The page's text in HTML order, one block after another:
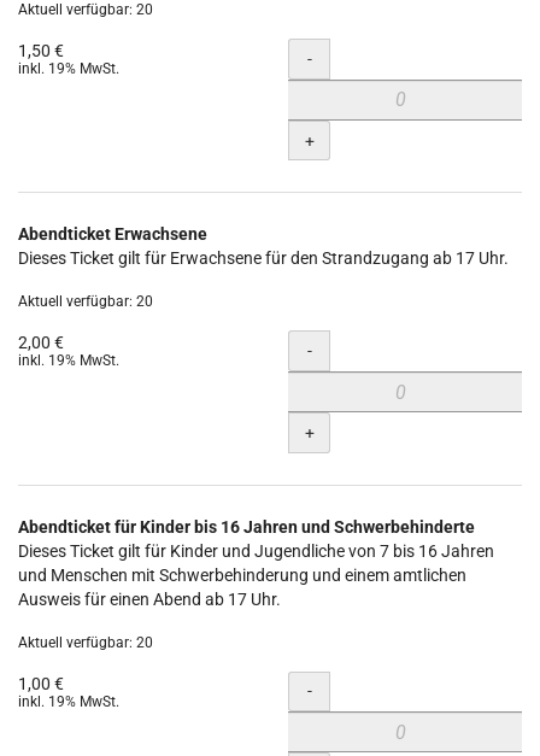
Aktuell verfügbar: 20
1,50 €
inkl. 19% MwSt. Menge
-
+
Abendticket Erwachsene
Dieses Ticket gilt für Erwachsene für den Strandzugang ab 17 Uhr.
Aktuell verfügbar: 20
2,00 €
inkl. 19% MwSt. Menge
-
+
Abendticket für Kinder bis 16 Jahren und Schwerbehinderte
Dieses Ticket gilt für Kinder und Jugendliche von 7 bis 16 Jahren
und Menschen mit Schwerbehinderung und einem amtlichen
Ausweis für einen Abend ab 17 Uhr.
Aktuell verfügbar: 20
1,00 €
inkl. 19% MwSt. Menge
-